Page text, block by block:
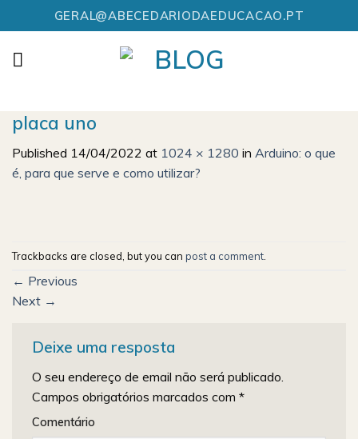
to
content
GERAL@ABECEDARIODAEDUCACAO.PT
placa uno
Published 14/04/2022 at 1024 × 1280 in Arduino: o que
é, para que serve e como utilizar?
Trackbacks are closed, but you can post a comment
← Previous
Next →
Deixe uma resposta
O seu endereço de email não será publicado.
Campos obrigatórios marcados com *
Comentário